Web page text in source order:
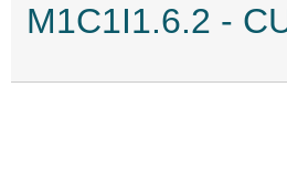
M1C1I1.6.2 -